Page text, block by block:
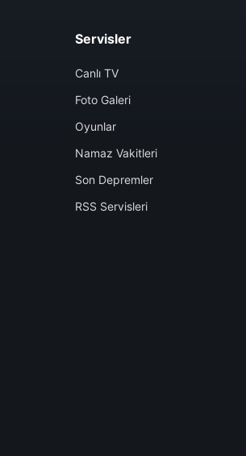
Servisler
Canlı TV
Foto Galeri
Oyunlar
Namaz Vakitleri
Son Depremler
RSS Servisleri